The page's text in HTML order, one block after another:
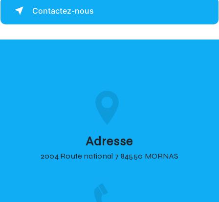
Contactez-nous
Adresse
2004 Route national 7 84550 MORNAS